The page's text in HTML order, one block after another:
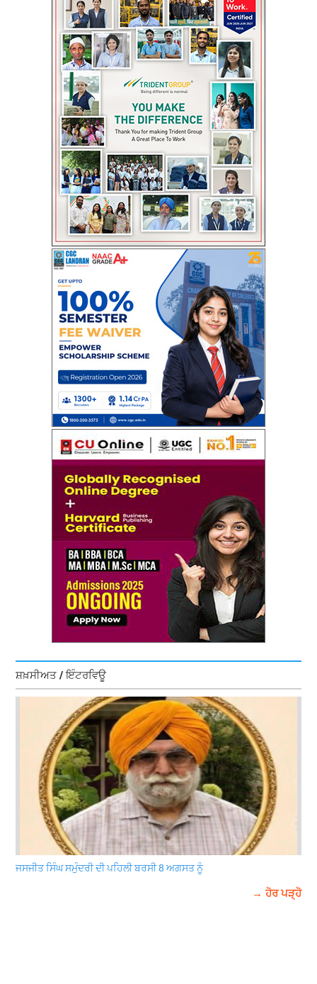
ਸ਼ਖ਼ਸੀਅਤ / ਇੰਟਰਵਿਊ
ਜਸਜੀਤ ਸਿੰਘ ਸਮੁੰਦਰੀ ਦੀ ਪਹਿਲੀ ਬਰਸੀ 8 ਅਗਸਤ ਨੂੰ
→ ਹੋਰ ਪੜ੍ਹੋ